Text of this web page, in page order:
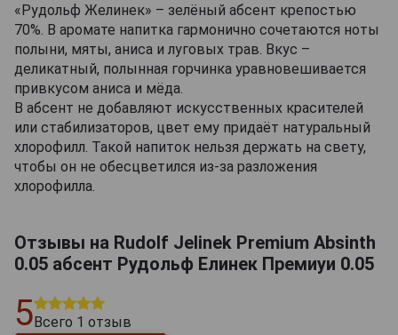
«Рудольф Желинек» – зелёный абсент крепостью
70%. В аромате напитка гармонично сочетаются ноты
полыни, мяты, аниса и луговых трав. Вкус –
деликатный, полынная горчинка уравновешивается
привкусом аниса и мёда.
В абсент не добавляют искусственных красителей
или стабилизаторов, цвет ему придаёт натуральный
хлорофилл. Такой напиток нельзя держать на свету,
чтобы он не обесцветился из-за разложения
хлорофилла.
Отзывы на Rudolf Jelinek Premium Absinth
0.05 абсент Рудольф Елинек Премиуи 0.05
5Всего 1 отзыв